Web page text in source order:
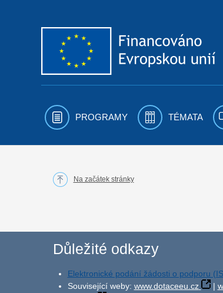
PROGRAMY TÉMATA
Na začátek stránky
Důležité odkazy
Elektronické podání žádosti o podporu
Související weby: www.dotaceeu.cz |